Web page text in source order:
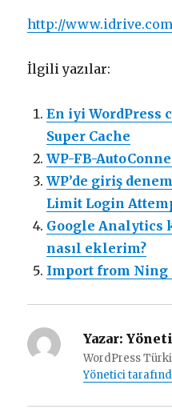
http://
İlgili yazılar:
En iyi WordPress
Super Cache
WP-FB-
WP’de giriş
Limit Login
Google Analytics
nasıl eklerim?
Import from
Yazar:
WordPress
Yönetici